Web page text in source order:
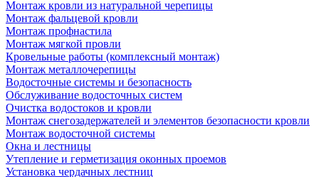
Монтаж кровли из натуральной черепицы
Монтаж фальцевой кровли
Монтаж профнастила
Монтаж мягкой провли
Кровельные работы (комплексный монтаж)
Монтаж металлочерепицы
Водосточные системы и безопасность
Обслуживание водосточных систем
Очистка водостоков и кровли
Монтаж снегозадержателей и элементов безопасности кровли
Монтаж водосточной системы
Окна и лестницы
Утепление и герметизация оконных проемов
Установка чердачных лестниц